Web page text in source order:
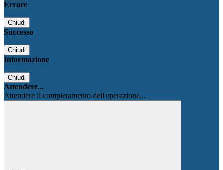
Errore
Chiudi
Successo
Chiudi
Informazione
Chiudi
Attendere...
Attendere il completamento dell'operazione...